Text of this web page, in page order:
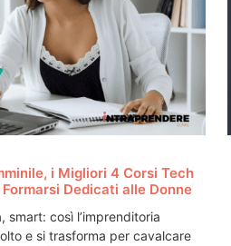
i Migliori 4 Corsi Tech
Dedicati alle Donne
smart: così l’imprenditoria
e si trasforma per cavalcare